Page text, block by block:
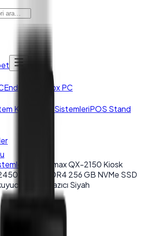
Endüstriyel Box PC
Kiosk Kiosk SistemleriPOS Stand
Quanmax QX-2150 Kiosk
8 GB DDR4 256 GB NVMe SSD
80mm Yazıcı Siyah